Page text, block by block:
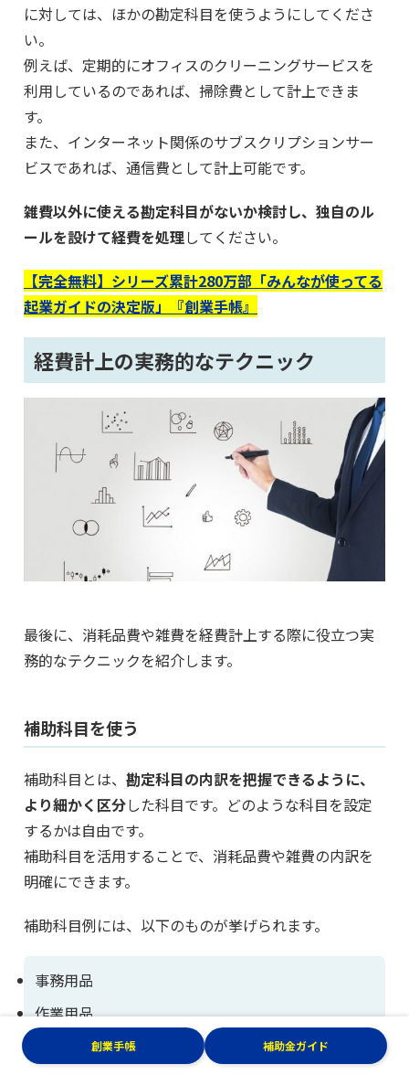
に対しては、ほかの勘定科目を使うようにしてくださ
い。
例えば、定期的にオフィスのクリーニングサービスを
利用しているのであれば、掃除費として計上できま
す。
また、インターネット関係のサブスクリプションサー
ビスであれば、通信費として計上可能です。
雑費以外に使える勘定科目がないか検討し、独自のル
ールを設けて経費を処理してください。
【完全無料】シリーズ累計280万部「みんなが使ってる
起業ガイドの決定版」『創業手帳』
経費計上の実務的なテクニック
最後に、消耗品費や雑費を経費計上する際に役立つ実
務的なテクニックを紹介します。
補助科目を使う
補助科目とは、 勘定科目の内訳を把握できるように、
より細かく区分した科目です。どのような科目を設定
するかは自由です。
補助科目を活用することで、消耗品費や雑費の内訳を
明確にできます。
補助科目例には、以下のものが挙げられます。
事務用品
作業用品
広告宣伝用印刷物
創業手帳 補助金ガイド